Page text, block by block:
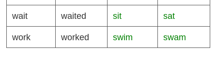
wait waited sit sat
work worked swim swam